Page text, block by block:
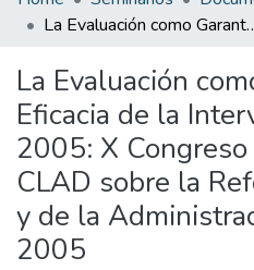
La Evaluación como Garante de la Eficacia de la Intervención Pública
La Evaluación
Eficacia de la
2005: X
CLAD sobre la
y de la
2005